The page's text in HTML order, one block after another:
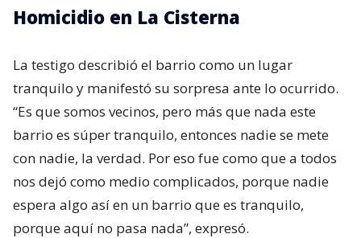
Homicidio en La Cisterna
La testigo describió el barrio como un lugar
tranquilo y manifestó su sorpresa ante lo ocurrido.
“Es que somos vecinos, pero más que nada este
barrio es súper tranquilo, entonces nadie se mete
con nadie, la verdad. Por eso fue como que a todos
nos dejó como medio complicados, porque nadie
espera algo así en un barrio que es tranquilo,
porque aquí no pasa nada”, expresó.